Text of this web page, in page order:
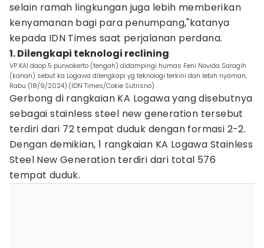
selain ramah lingkungan juga lebih memberikan
kenyamanan bagi para penumpang,"katanya
kepada IDN Times saat perjalanan perdana.
1. Dilengkapi teknologi reclining
VP KAI daop 5 purwokerto (tengah) didampingi humas Feni Novida Saragih
(kanan) sebut ka Logawa dilengkapi yg teknologi terkini dan lebih nyaman,
Rabu (18/9/2024).(IDN Times/Cokie Sutrisno)
Gerbong di rangkaian KA Logawa yang disebutnya
sebagai stainless steel new generation tersebut
terdiri dari 72 tempat duduk dengan formasi 2-2.
Dengan demikian, 1 rangkaian KA Logawa Stainless
Steel New Generation terdiri dari total 576
tempat duduk.